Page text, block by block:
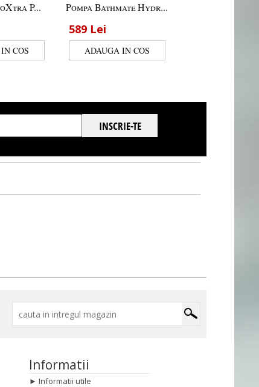
P... Pompa Bathmate Hydr...
589 Lei
Informatii
►Informatii utile